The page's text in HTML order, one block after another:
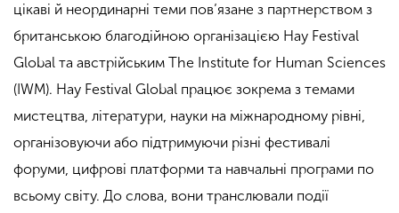
цікаві й неординарні теми пов’язане з партнерством з
британською благодійною організацією Hay Festival
Global та австрійським The Institute for Human Sciences
(IWM). Hay Festival Global працює зокрема з темами
мистецтва, літератури, науки на міжнародному рівні,
організовуючи або підтримуючи різні фестивалі
форуми, цифрові платформи та навчальні програми по
всьому світу. До слова, вони транслювали події